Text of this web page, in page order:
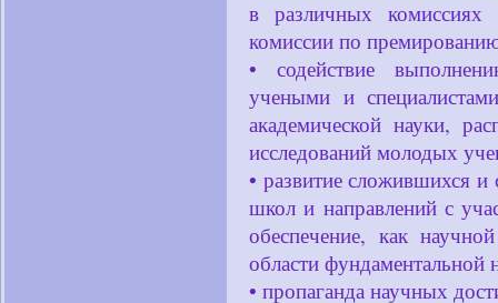
в различных комиссиях
комиссии по
• содействие
учеными и
академической науки,
исследований молодых
• развитие сложившихся
школ и направлений с
обеспечение, как
области фундаментальной
• пропаганда научных